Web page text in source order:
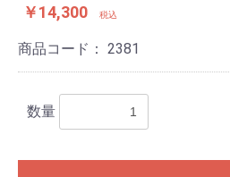
￥14,300 税込
商品コード： 2381
数量